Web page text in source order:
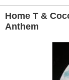
Home T &
Anthem